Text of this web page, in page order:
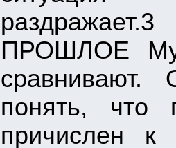
ПРОШЛОЕ
понять, что
причислен